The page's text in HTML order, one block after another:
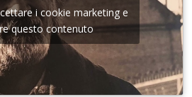
i cookie marketing e
questo contenuto